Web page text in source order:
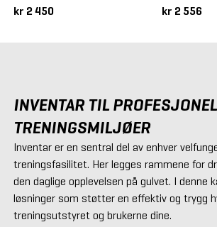
kr 2 450
kr 2 556
INVENTAR TIL
TRENINGSMILJØER
Inventar er en sentral del av enhver
treningsfasilitet. Her legges rammene for
den daglige opplevelsen på gulvet. I denne
løsninger som støtter en effektiv og trygg
treningsutstyret og brukerne dine.